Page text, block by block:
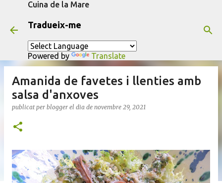
Cuina de la Mare
Tradueix-me
Powered by Translate
Amanida de favetes i llenties amb
salsa d'anxoves
publicat per blogger el dia de novembre 29, 2021